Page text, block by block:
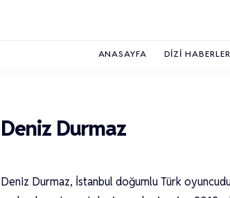
ANASAYFA DIZI
Deniz Durmaz
Deniz Durmaz, İstanbul doğumlu Türk